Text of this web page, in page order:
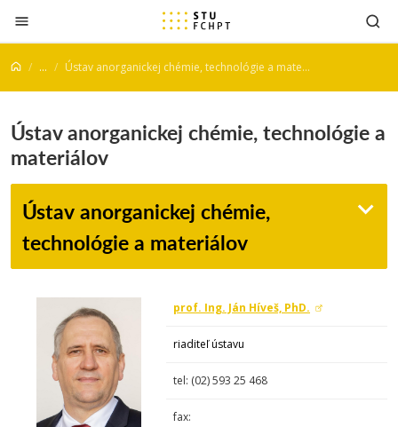
Prejsť na obsah
... Ústav anorganickej chémie, technológie a materiálov
Ústav anorganickej chémie, technológie a
materiálov
Ústav anorganickej chémie,
technológie a materiálov
prof. Ing. Ján Híveš, PhD.
riaditeľ ústavu
tel: (02)593 25 468
fax: